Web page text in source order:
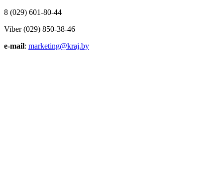
8 (029) 601-80-44
Viber (029) 850-38-46
e-mail: marketing@kraj.by